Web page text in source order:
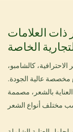
ذات العلامات
الخاصة
كالشامبو،
مخصصة عالية الجودة.
تركيبة لمنتجات العناية بالشعر، مصممة